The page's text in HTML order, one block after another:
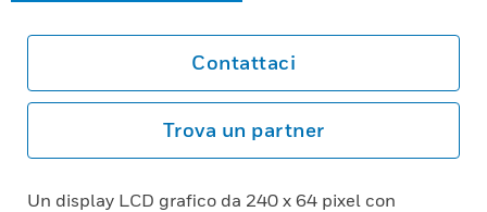
Contattaci
Trova un partner
Un display LCD grafico da 240 x 64 pixel con